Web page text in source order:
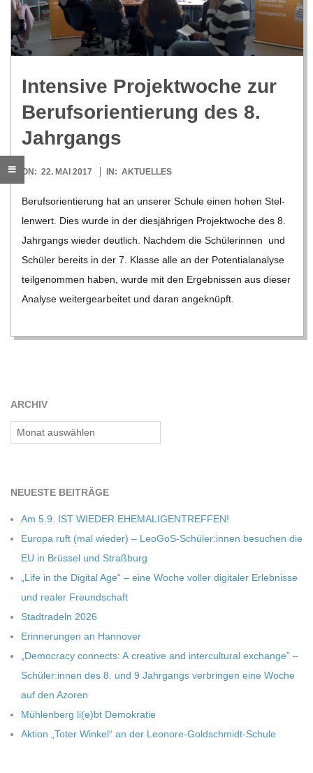
R
E
G
O
L
D
S
C
M
I
D
T
-
S
C
H
U
L
Inten­sive Pro­jekt­wo­che zur
Berufs­ori­en­tie­rung des 8.
Jahrgangs
2017-
ON: 22. MAI 2017 IN: AKTUELLES
Berufs­ori­en­tie­rung hat an unse­rer Schule einen hohen Stel­
len­wert. Dies wurde in der dies­jäh­ri­gen Pro­jekt­wo­che des 8.
Jahr­gangs wie­der deut­lich. Nach­dem die Schü­le­rin­nen und
Schü­ler bereits in der 7. Klasse alle an der Poten­ti­al­ana­lyse
teil­ge­nom­men haben, wurde mit den Ergeb­nis­sen aus die­ser
Ana­lyse wei­ter­ge­ar­bei­tet und daran ange­knüpft.
ARCHIV
Archiv
NEU­ESTE BEITRÄGE
Am 5.9. IST WIEDER EHEMALIGENTREFFEN!
Europa ruft (mal wie­der) – LeoGoS-Schüler:innen besu­chen die
EU in Brüs­sel und Straßburg
„Life in the Digi­tal Age“ – eine Woche vol­ler digi­ta­ler Erleb­nisse
und rea­ler Freundschaft
Stadt­ra­deln 2026
Erin­ne­run­gen an Hannover
„Demo­cracy con­nects: A crea­tive and inter­cul­tu­ral exch­ange” –
Schüler:innen des 8. und 9 Jahr­gangs ver­brin­gen eine Woche
auf den Azoren
Müh­len­berg li(e)bt Demokratie
Aktion „Toter Win­kel“ an der Leonore-Goldschmidt-Schule